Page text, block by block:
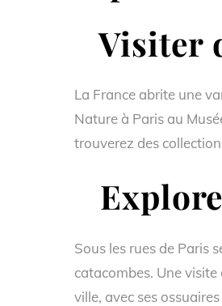
Visiter
La France abrite une
Nature à Paris au
trouverez des
Sous les rues de Paris
catacombes. Une
ville, avec ses